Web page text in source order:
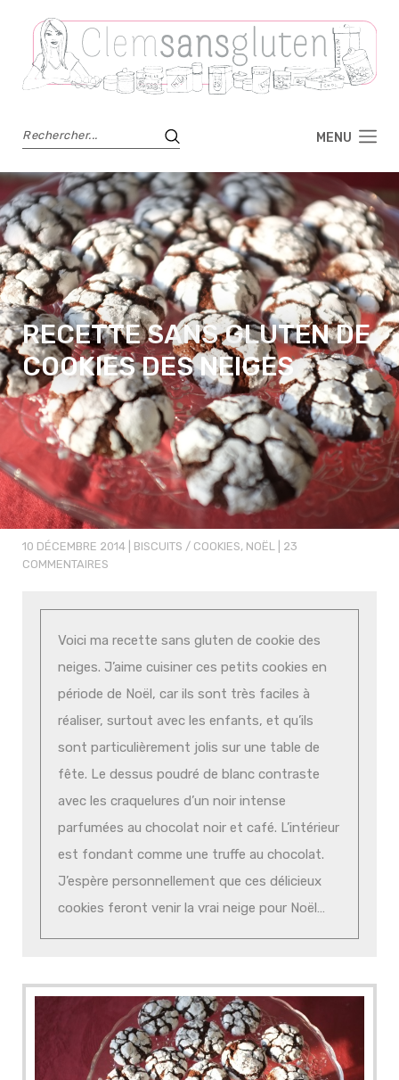
MENU
RECETTE SANS GLUTEN DE
COOKIES DES NEIGES
10 DÉCEMBRE 2014 BISCUITS / COOKIES, NOËL
23
COMMENTAIRES
Voici ma recette sans gluten de cookie des
neiges. J’aime cuisiner ces petits cookies en
période de Noël, car ils sont très faciles à
réaliser, surtout avec les enfants, et qu’ils
sont particulièrement jolis sur une table de
fête. Le dessus poudré de blanc contraste
avec les craquelures d’un noir intense
parfumées au chocolat noir et café. L’intérieur
est fondant comme une truffe au chocolat.
J’espère personnellement que ces délicieux
cookies feront venir la vrai neige pour Noël…